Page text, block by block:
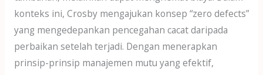
konteks ini, Crosby mengajukan konsep “zero defects”
yang mengedepankan pencegahan cacat daripada
perbaikan setelah terjadi. Dengan menerapkan
prinsip-prinsip manajemen mutu yang efektif,